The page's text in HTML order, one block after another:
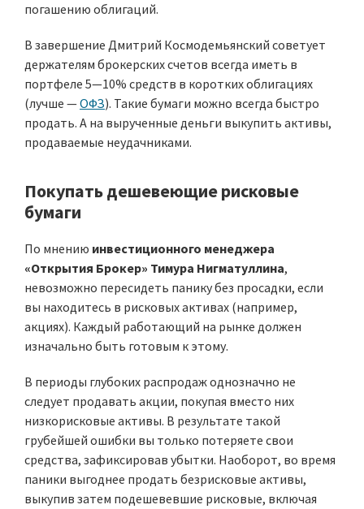
погашению облигаций.
В завершение Дмитрий Космодемьянский советует
держателям брокерских счетов всегда иметь в
портфеле 5—10% средств в коротких облигациях
(лучше —ОФЗ). Такие бумаги можно всегда быстро
продать. А на вырученные деньги выкупить активы,
продаваемые неудачниками.
Покупать дешевеющие рисковые
бумаги
По мнению инвестиционного менеджера
«Открытия Брокер» Тимура Нигматуллина,
невозможно пересидеть панику без просадки, если
вы находитесь в рисковых активах (например,
акциях). Каждый работающий на рынке должен
изначально быть готовым к этому.
В периоды глубоких распродаж однозначно не
следует продавать акции, покупая вместо них
низкорисковые активы. В результате такой
грубейшей ошибки вы только потеряете свои
средства, зафиксировав убытки. Наоборот, во время
паники выгоднее продать безрисковые активы,
выкупив затем подешевевшие рисковые, включая